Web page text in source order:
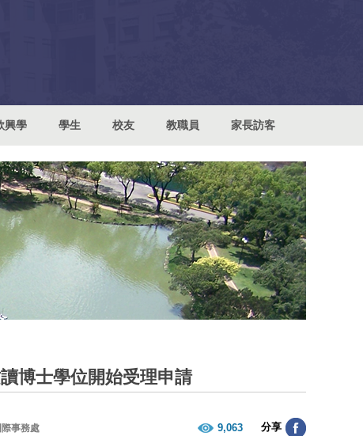
興學 學生 校友 教職員 家長訪客
博士學位開始受理申請
際事務處 9,063 分享